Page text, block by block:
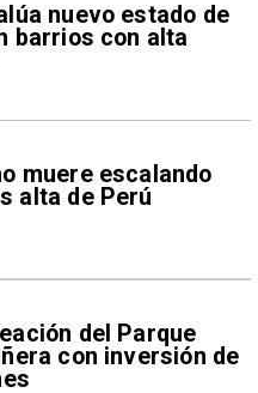
nuevo estado de
barrios con alta
muere escalando
alta de Perú
del Parque
con inversión de